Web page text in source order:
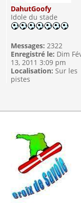
DahutGoofy
Idole du stade
Messages: 2322
Enregistré le: Dim
13, 2011 3:09 pm
Localisation: Sur les
pistes